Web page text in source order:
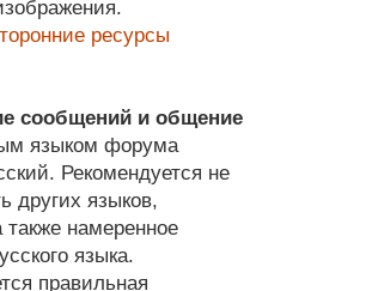
ресурсы
сообщений и общение
языком форума
Рекомендуется не
других языков,
также намеренное
языка.
правильная